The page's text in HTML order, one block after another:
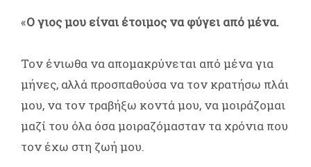
«Ο γιος μου είναι έτοιμος να φύγει από μένα.
Τον ένιωθα να απομακρύνεται από μένα για
μήνες, αλλά προσπαθούσα να τον κρατήσω πλάι
μου, να τον τραβήξω κοντά μου, να μοιράζομαι
μαζί του όλα όσα μοιραζόμασταν τα χρόνια που
τον έχω στη ζωή μου.